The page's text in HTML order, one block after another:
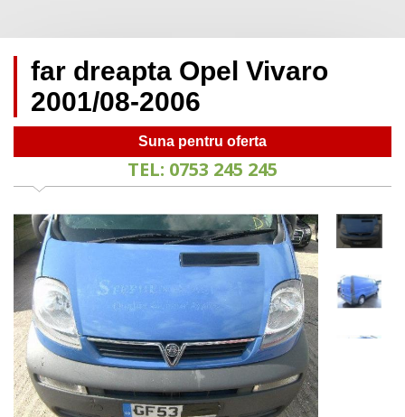
far dreapta Opel Vivaro
2001/08-2006
Suna pentru oferta
TEL: 0753 245 245